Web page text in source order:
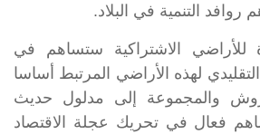
التنمية في البلاد.
للأراضي الاشتراكية ستساهم في
لهذه الأراضي المرتبط أساسا
والمجموعة إلى مدلول حديث
فعال في تحريك عجلة الاقتصاد